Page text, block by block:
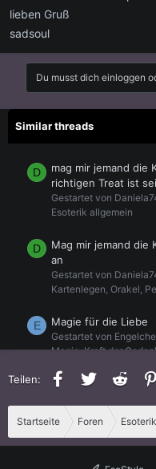
lieben Gruß
sadsoul
Du musst dich einloggen
Similar threads
D
mag mir jemand die
richtigen Treat ist
Gestartet von
Esoterik allgemein
D
Mag mir jemand die
an
Gestartet von
Kartenlegen, Orakel,
E Magie für die Liebe
Gestartet von
Magie, Kraft der
Die Mehrheit ist
Antworten: 0
Lebensfragen
Teilen: FacebookTwitter Reddit
Startseite Foren